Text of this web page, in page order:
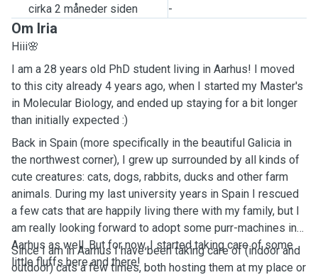
cirka 2 måneder siden -
Om Iria
Hiii🌸
I am a 28 years old PhD student living in Aarhus! I moved
to this city already 4 years ago, when I started my Master's
in Molecular Biology, and ended up staying for a bit longer
than initially expected :)
Back in Spain (more specifically in the beautiful Galicia in
the northwest corner), I grew up surrounded by all kinds of
cute creatures: cats, dogs, rabbits, ducks and other farm
animals. During my last university years in Spain I rescued
a few cats that are happily living there with my family, but I
am really looking forward to adopt some purr-machines in
Aarhus as well. But for now, I started taking care of some
little fluffs here and there!
Since I am in Aarhus I have been taking care of (indoor and
outdoor) cats a few times, both hosting them at my place or